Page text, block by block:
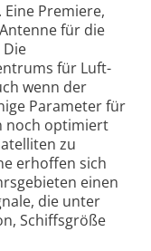
Premiere,
für die
für Luft-
wenn der
Parameter für
noch optimiert
zu
erhoffen sich
einen
die unter
Schiffsgröße